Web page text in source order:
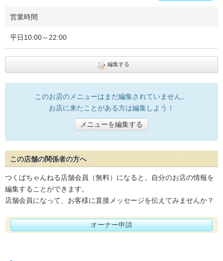
営業時間
平日10:00～22:00
編集する
このお店のメニューはまだ編集されていません。
お店に来たことがある方は編集しよう！
メニューを編集する
この店舗の関係者の方へ
つくばちゃんねる店舗会員（無料）になると、自分のお店の情報を
編集することができます。
店舗会員になって、お客様に直接メッセージを伝えてみませんか？
オーナー申請